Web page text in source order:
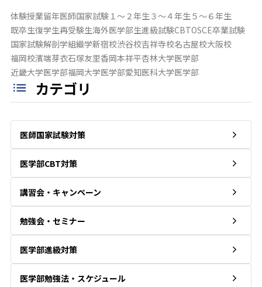
体験授業留年医師国家試験１～２年生３～４年生５～６年生
既卒生復学生再受験生海外医学部生進級試験CBTOSCE卒業試験
国家試験解剖学組織学新宿校渋谷校吉祥寺校名古屋校大阪校
福岡校濱端芽衣石塚友里香岡本祥平杏林大学医学部
近畿大学医学部福岡大学医学部愛知医科大学医学部
カテゴリ
医師国家試験対策
医学部CBT対策
講習会・キャンペーン
勉強会・セミナー
医学部進級対策
医学部勉強法・スケジュール